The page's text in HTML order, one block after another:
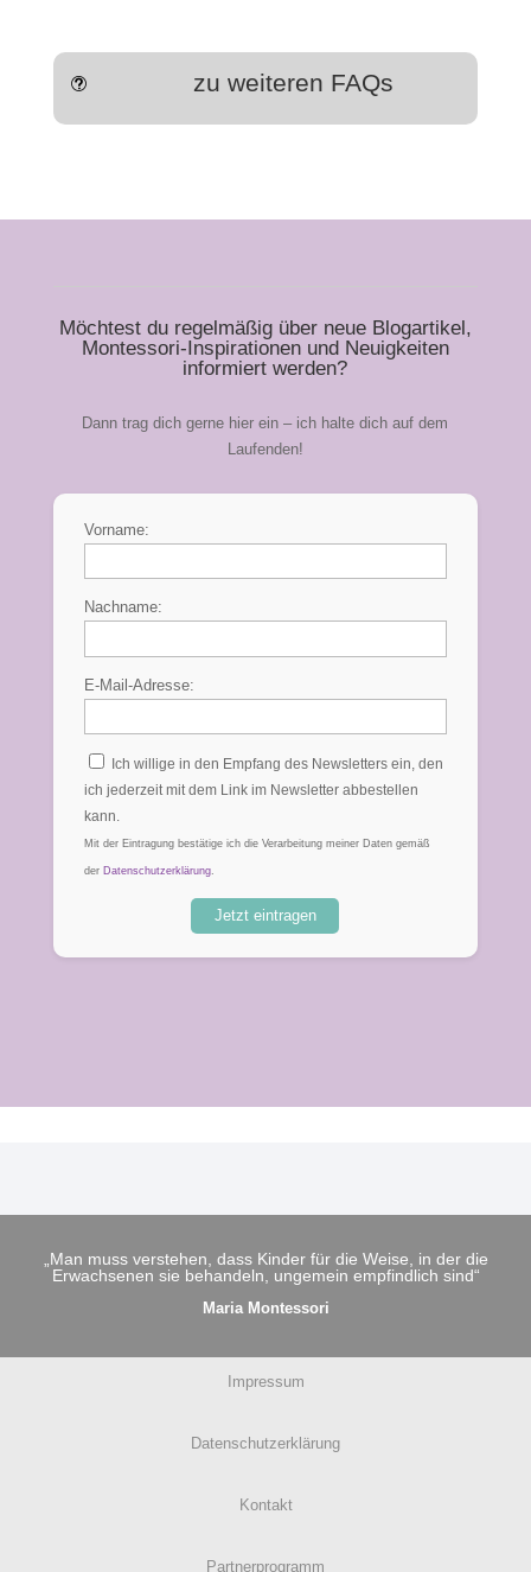
t zu weiteren FAQs
Möchtest du regelmäßig über neue Blogartikel,
Montessori-Inspirationen und Neuigkeiten
informiert werden?
Dann trag dich gerne hier ein – ich halte dich auf dem
Laufenden!
Vorname:
Nachname:
E-Mail-Adresse:
Ich willige in den Empfang des Newsletters ein, den
ich jederzeit mit dem Link im Newsletter abbestellen
kann.
Mit der Eintragung bestätige ich die Verarbeitung meiner Daten gemäß
der Datenschutzerklärung.
„Man muss verstehen, dass Kinder für die Weise, in der die
Erwachsenen sie behandeln, ungemein empfindlich sind“
Maria Montessori
Impressum
Datenschutzerklärung
Kontakt
Partnerprogramm